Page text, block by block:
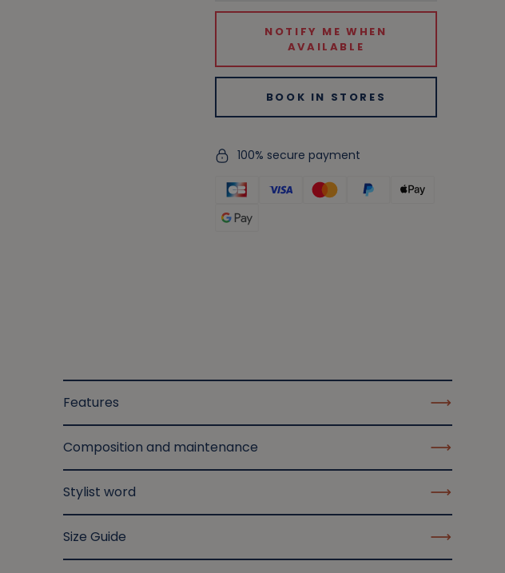
NOTIFY ME WHEN
AVAILABLE
BOOK IN STORES
100% secure payment
Features
Composition and maintenance
Stylist word
Size Guide